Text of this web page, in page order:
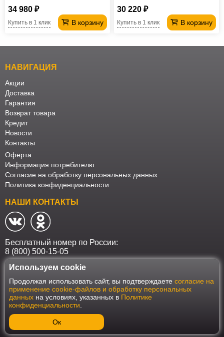
34 980 ₽
В корзину
Купить в 1 клик
30 220 ₽
В корзину
Купить в 1 клик
НАВИГАЦИЯ
Акции
Доставка
Гарантия
Возврат товара
Кредит
Новости
Контакты
Оферта
Информация потребителю
Согласие на обработку персональных данных
Политика конфиденциальности
НАШИ КОНТАКТЫ
Бесплатный номер по России:
8 (800) 500-15-05
Наш интернет-магазин работает в соответствии с требованиями
Федерального закона от 27 июля 2006 года №152-ФЗ "О персональных
данных". Оформить заказ на сайте Мебеласка возможно только при
наличии согласия на обработку Ваших персональных данных. Для
улучшения работы сайта и его взаимодействия с пользователями мы
соглашаетесь с использованием cookie.
Используем cookie
Продолжая использовать сайт, вы подтверждаете согласие на
применение cookie-файлов и обработку персональных
данных на условиях, указанных в Политике
конфиденциальности
Ок